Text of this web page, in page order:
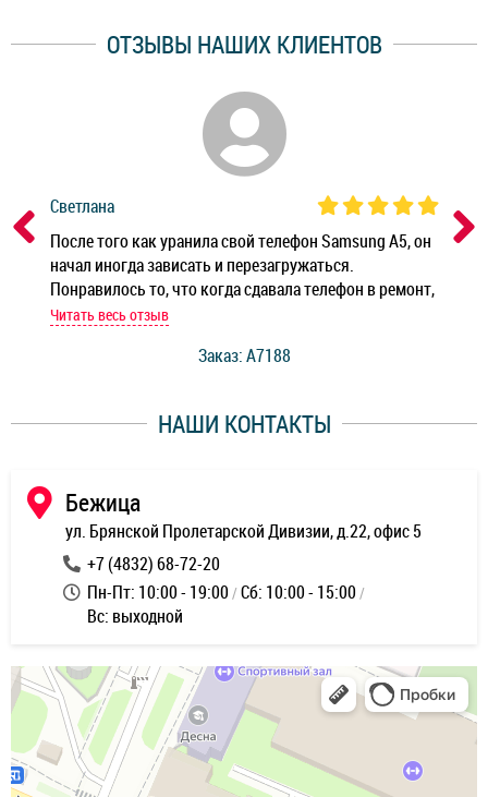
ОТЗЫВЫ НАШИХ КЛИЕНТОВ
Светлана
После того как уранила свой телефон Samsung A5, он
начал иногда зависать и перезагружаться.
Понравилось то, что когда сдавала телефон в ремонт,
мастер при мне сделал быструю диагностику и сказал
работы и оперативность!
Читать весь отзыв
Заказ: A7188
НАШИ КОНТАКТЫ
Бежица
ул. Брянской Пролетарской Дивизии, д.22, офис 5
+7 (4832) 68-72-20
Пн-Пт: 10:00 - 19:00 Сб: 10:00 - 15:00
Вс: выходной